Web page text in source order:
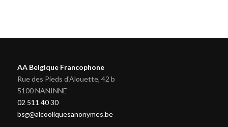
AA Belgique Francophone
Rue des Pieds d'Alouette, 42 b
5100 NANINNE
02 511 40 30
bsg@alcooliquesanonymes.be